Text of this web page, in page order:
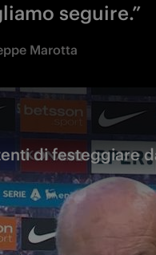
seguire.”
Marotta
di festeggiare